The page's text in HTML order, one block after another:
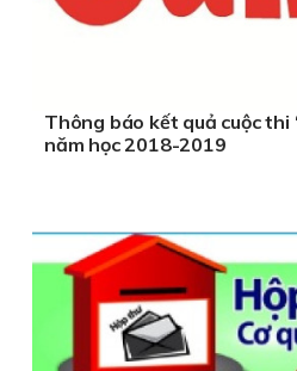
Thông báo kết quả cuộc
năm học 2018-2019